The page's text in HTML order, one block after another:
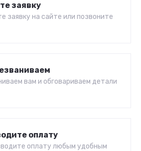
заявку
заявку на сайте или позвоните
вам и обговариваем детали
оплату
оплату любым удобным